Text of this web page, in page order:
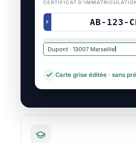
CERTIFICAT
F AB-123-
Dupont · 13007 Marseille
Carte grise éditée · sans